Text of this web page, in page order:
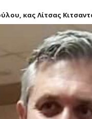
κας Λίτσας